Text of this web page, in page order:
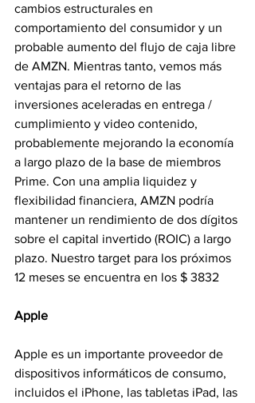
cambios estructurales en
comportamiento del consumidor y un
probable aumento del flujo de caja libre
de AMZN. Mientras tanto, vemos más
ventajas para el retorno de las
inversiones aceleradas en entrega /
cumplimiento y video contenido,
probablemente mejorando la economía
a largo plazo de la base de miembros
Prime. Con una amplia liquidez y
flexibilidad financiera, AMZN podría
mantener un rendimiento de dos dígitos
sobre el capital invertido (ROIC) a largo
plazo. Nuestro target para los próximos
12 meses se encuentra en los $ 3832
Apple
Apple es un importante proveedor de
dispositivos informáticos de consumo,
incluidos el iPhone, las tabletas iPad, las